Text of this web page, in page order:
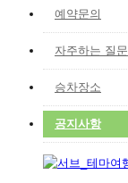
예약문의
자주하는 질문
승차장소
공지사항